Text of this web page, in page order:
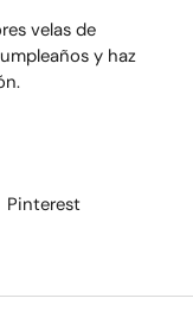
velas de
y haz
Pinterest